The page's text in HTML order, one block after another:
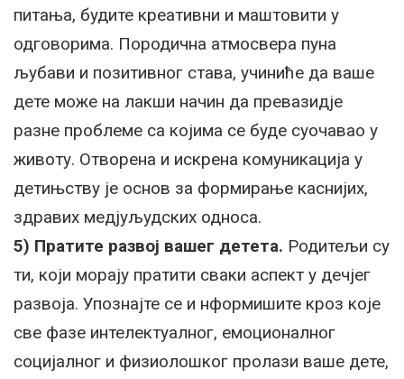
питања, будите креативни и маштовити у
одговорима. Породична атмосвера пуна
љубави и позитивног става, учиниће да ваше
дете може на лакши начин да превазидје
разне проблеме са којима се буде суочавао у
животу. Отворена и искрена комуникација у
детињству је основ за формирање каснијих,
здравих медјуљудских односа.
5) Пратите развој вашег детета. Родитељи су
ти, који морају пратити сваки аспект у дечјег
развоја. Упознајте се и нформишите кроз које
све фазе интелектуалног, емоционалног
социјалног и физиолошког пролази ваше дете,